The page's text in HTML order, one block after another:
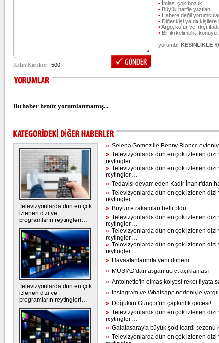
• İmlası çok bozuk,
• Büyük harfle yazılan,
• Habere değil
• Diğer kişi ya da kişilere
•Argo, küfür ve ırkçı
• Bir iki kelimelik, konuyu
yorumlar KESİNLİKLE
Bu haber henüz yorumlanmamış...
Televizyonlarda dün en çok
izlenen dizi ve
programların reytingleri…
Televizyonlarda dün en çok
izlenen dizi ve
programların reytingleri…
» Selena Gomez ile Benny Blanco
» Televizyonlarda dün en çok izlenen dizi
reytingleri…
» Televizyonlarda dün en çok izlenen dizi
reytingleri…
» Tedavisi devam eden Kadir İnanır'dan
» Televizyonlarda dün en çok izlenen dizi
reytingleri…
» Büyüme rakamları belli oldu
» Televizyonlarda dün en çok izlenen dizi
reytingleri…
» Televizyonlarda dün en çok izlenen dizi
reytingleri…
» Televizyonlarda dün en çok izlenen dizi
reytingleri…
» Havaalanlarında yeni dönem
» MÜSİAD'dan asgari ücret açıklaması
» Antoinette'in elmas kolyesi rekor fiyata
» Instagram ve Whatsapp nedeniyle
» Doğukan Güngör'ün çapkınlık gecesi!
» Televizyonlarda dün en çok izlenen dizi
reytingleri…
» Galatasaray'a büyük şok! Icardi sezonu
» Televizyonlarda dün en çok izlenen dizi